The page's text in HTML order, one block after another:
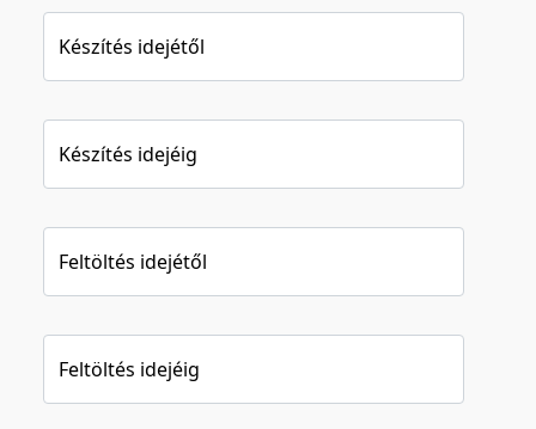
Készítés idejétől
Készítés idejéig
Feltöltés idejétől
Feltöltés idejéig